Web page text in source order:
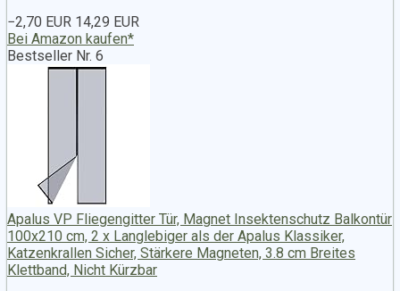
−2,70 EUR 14,29 EUR
Bei Amazon kaufen*
Bestseller Nr. 6
Apalus VP Fliegengitter Tür, Magnet Insektenschutz Balkontür
100x210 cm, 2 x Langlebiger als der Apalus Klassiker,
Katzenkrallen Sicher, Stärkere Magneten, 3.8 cm Breites
Klettband, Nicht Kürzbar